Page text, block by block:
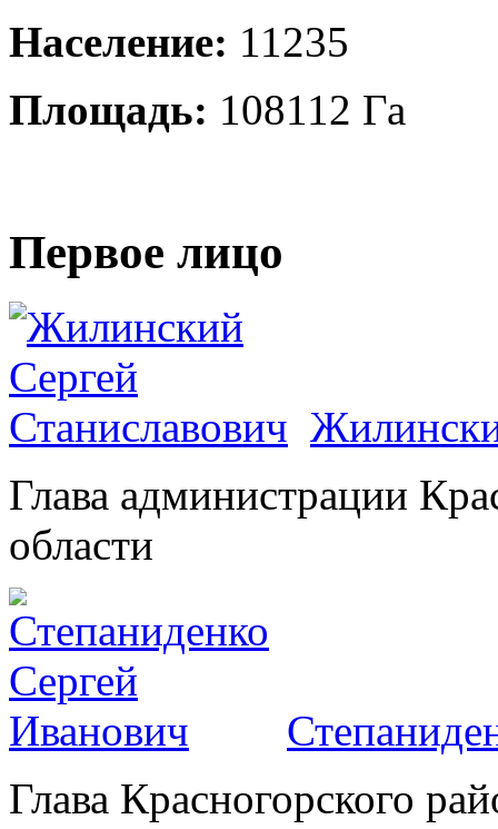
Население: 11235
Площадь: 108112 Га
Первое лицо
Глава администрации
области
Глава Красногорского